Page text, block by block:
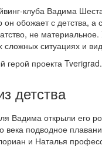
клуба Вадима
обожает с детства, а
не
сложных ситуациях и
проекта
детства
Вадима открыли его
века подводное
и Наталья